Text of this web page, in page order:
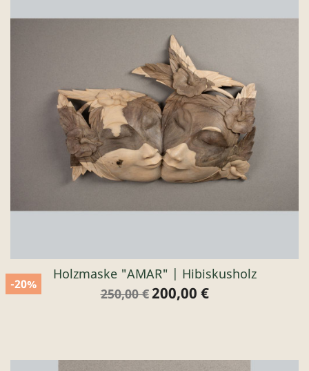
Holzmaske "AMAR" | Hibiskusholz
Verkaufspreis
250,00 €
-20%
Preis
200,00 €